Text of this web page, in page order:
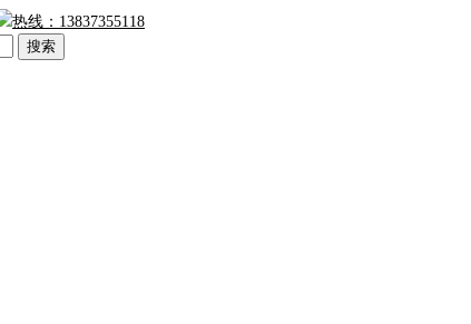
热线：13837355118
搜索